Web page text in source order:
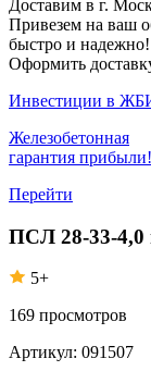
Доставим в г.
Привезем на ваш
быстро и надежно!
Оформить
Инвестиции в
Железобетонная
гарантия прибыли!
Перейти
ПСЛ 28-33-4,0
5+
169 просмотров
Артикул: 091507